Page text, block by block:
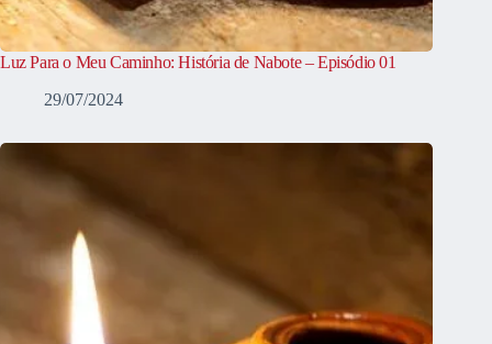
Luz Para o Meu Caminho: História de Nabote – Episódio 01
29/07/2024